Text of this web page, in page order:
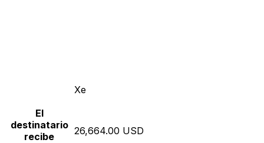
Xe
El
destinatario
recibe
26,664.00 USD